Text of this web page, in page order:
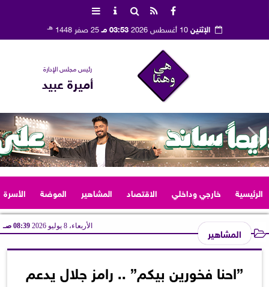
الإثنين10 أغسطس 2026 03:53 مـ 25 صفر 1448 هـ
رئيس مجلس الإدارة
أميرة عبيد
الرئيسية خارجي وداخلي الاقتصاد المشاهير الموضة الأسرة
المشاهير الأربعاء، 8 يوليو 2026 08:39 صـ
”احنا فخورين بيكم” .. رامز جلال يدعم